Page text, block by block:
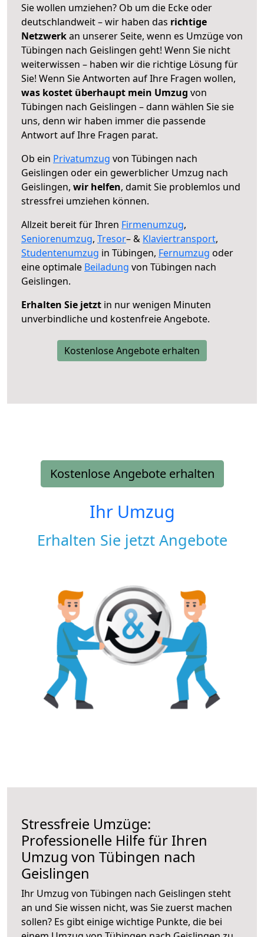
Sie wollen umziehen? Ob um die Ecke oder
deutschlandweit – wir haben das richtige
Netzwerkan unserer Seite, wenn es Umzüge von
Tübingen nach Geislingen geht! Wenn Sie nicht
weiterwissen – haben wir die richtige Lösung für
Sie! Wenn Sie Antworten auf Ihre Fragen wollen,
was kostet überhaupt mein Umzug von
Tübingen nach Geislingen – dann wählen Sie sie
uns, denn wir haben immer die passende
Antwort auf Ihre Fragen parat.
Ob ein Privatumzug von Tübingen nach
Geislingen oder ein gewerblicher Umzug nach
Geislingen, wir helfen, damit Sie problemlos und
stressfrei umziehen können.
Allzeit bereit für Ihren Firmenumzug,
Seniorenumzug, Tresor– & Klaviertransport,
Studentenumzug in Tübingen, Fernumzug oder
eine optimale Beiladung von Tübingen nach
Geislingen.
Erhalten Sie jetzt in nur wenigen Minuten
unverbindliche und kostenfreie Angebote.
Kostenlose Angebote erhalten
Kostenlose Angebote erhalten
Ihr Umzug
Erhalten Sie jetzt Angebote
Stressfreie Umzüge:
Professionelle Hilfe für Ihren
Umzug von Tübingen nach
Geislingen
Ihr Umzug von Tübingen nach Geislingen steht
an und Sie wissen nicht, was Sie zuerst machen
sollen? Es gibt einige wichtige Punkte, die bei